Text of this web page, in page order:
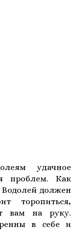
удачное
проблем. Как
Водолей должен
торопиться,
вам на руку.
в себе и